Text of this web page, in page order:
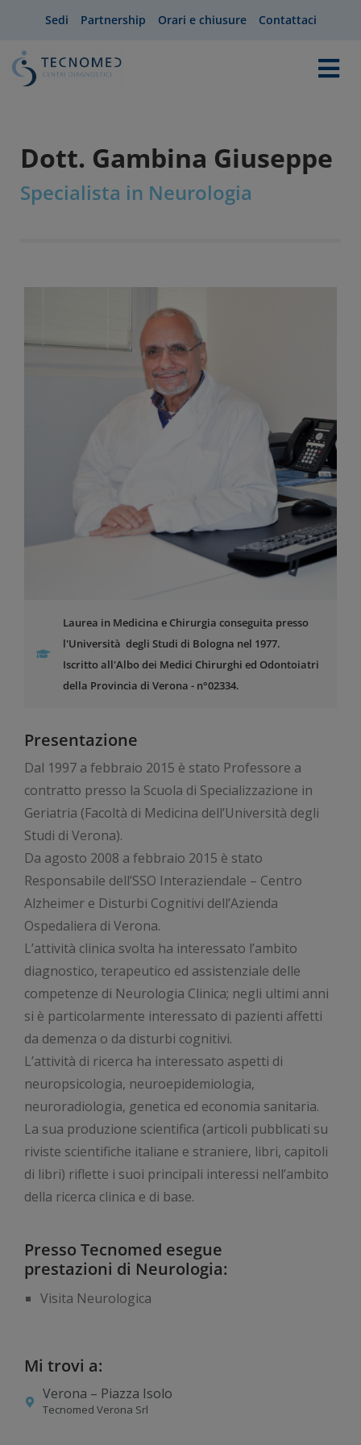
Sedi Partnership Orari e chiusure Contattaci
Dott. Gambina Giuseppe
Specialista in Neurologia
Laurea in Medicina e Chirurgia conseguita presso
l'Università degli Studi di Bologna nel 1977.
Iscritto all'Albo dei Medici Chirurghi ed Odontoiatri
della Provincia di Verona - n°02334.
Presentazione
Dal 1997 a febbraio 2015 è stato Professore a
contratto presso la Scuola di Specializzazione in
Geriatria (Facoltà di Medicina dell’Università degli
Studi di Verona).
Da agosto 2008 a febbraio 2015 è stato
Responsabile dell’SSO Interaziendale – Centro
Alzheimer e Disturbi Cognitivi dell’Azienda
Ospedaliera di Verona.
L’attività clinica svolta ha interessato l’ambito
diagnostico, terapeutico ed assistenziale delle
competenze di Neurologia Clinica; negli ultimi anni
si è particolarmente interessato di pazienti affetti
da demenza o da disturbi cognitivi.
L’attività di ricerca ha interessato aspetti di
neuropsicologia, neuroepidemiologia,
neuroradiologia, genetica ed economia sanitaria.
La sua produzione scientifica (articoli pubblicati su
riviste scientifiche italiane e straniere, libri, capitoli
di libri) riflette i suoi principali interessi nell’ambito
della ricerca clinica e di base.
Presso Tecnomed esegue
prestazioni di Neurologia:
Visita Neurologica
Mi trovi a:
Verona – Piazza Isolo
Tecnomed Verona Srl